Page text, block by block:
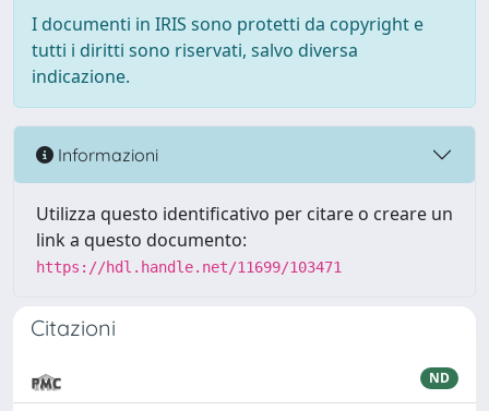
I documenti in IRIS sono protetti da copyright e
tutti i diritti sono riservati, salvo diversa
indicazione.
Informazioni
Utilizza questo identificativo per citare o creare un
link a questo documento:
https://hdl.handle.net/11699/103471
Citazioni
ND